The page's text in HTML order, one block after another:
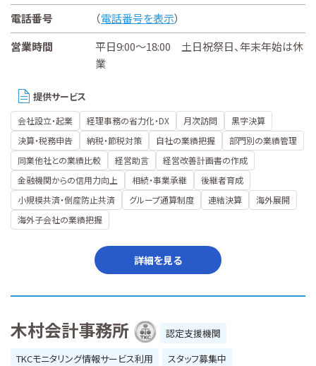
電話番号
（電話番号を表示）
営業時間
平日9:00～18:00 土日祝祭日、年末年始は休
業
提供サービス
会社設立・起業 経理事務の省力化・DX 月次訪問
黒字決算
決算・税務申告
納税・節税対策 自社の業績把握
部門別の業績管理
同業他社との業績比較
経営助言
経営改善計画書の作成
金融機関からの信用力向上
相続・事業承継
後継者育成
小規模共済・倒産防止共済
グループ通算制度 連結決算
海外展開
海外子会社の業績把握
詳細を見る
木村会計事務所
認定支援機関
TKCモニタリング情報サービス利用
スタッフ募集中